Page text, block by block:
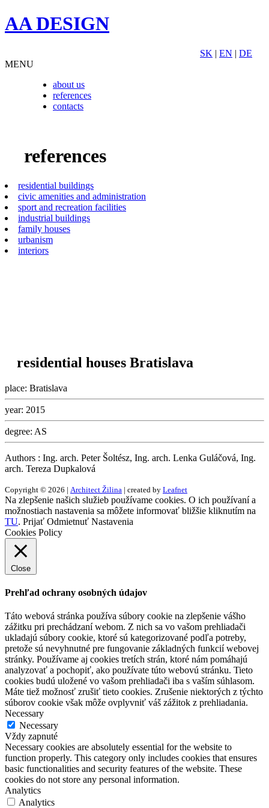
AA DESIGN
SK | EN | DE
MENU
about us
references
contacts
references
residential buildings
civic amenities and administration
sport and recreation facilities
industrial buildings
family houses
urbanism
interiors
residential houses Bratislava
place: Bratislava
year: 2015
degree: AS
Authors : Ing. arch. Peter Šoltész, Ing. arch. Lenka Guláčová, Ing.
arch. Tereza Dupkalová
Copyright © 2026 | Architect Žilina | created by Leafnet
Na zlepšenie našich služieb používame cookies. O ich používaní a
možnostiach nastavenia sa môžete informovať bližšie kliknutím na
TU. Prijať Odmietnuť Nastavenia
Cookies Policy
Close
Prehľad ochrany osobných údajov
Táto webová stránka používa súbory cookie na zlepšenie vášho
zážitku pri prechádzaní webom. Z nich sa vo vašom prehliadači
ukladajú súbory cookie, ktoré sú kategorizované podľa potreby,
pretože sú nevyhnutné pre fungovanie základných funkcií webovej
stránky. Používame aj cookies tretích strán, ktoré nám pomáhajú
analyzovať a pochopiť, ako používate túto webovú stránku. Tieto
cookies budú uložené vo vašom prehliadači iba s vaším súhlasom.
Máte tiež možnosť zrušiť tieto cookies. Zrušenie niektorých z týchto
súborov cookie však môže ovplyvniť váš zážitok z prehliadania.
Necessary
Necessary
Vždy zapnuté
Necessary cookies are absolutely essential for the website to
function properly. This category only includes cookies that ensures
basic functionalities and security features of the website. These
cookies do not store any personal information.
Analytics
Analytics